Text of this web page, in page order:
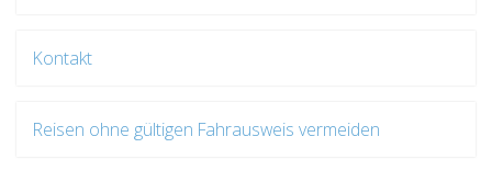
Kontakt
Reisen ohne gültigen Fahrausweis vermeiden